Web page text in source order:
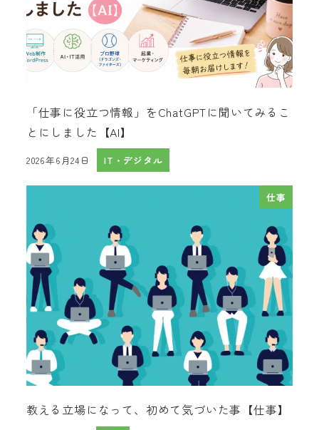
「仕事に役立つ情報」をChatGPTに聞いてみるこ
とにしました【AI】
投稿日
2026年6月24日 IT・デジタル
仕事
教える立場になって、初めて気づいた事【仕事】